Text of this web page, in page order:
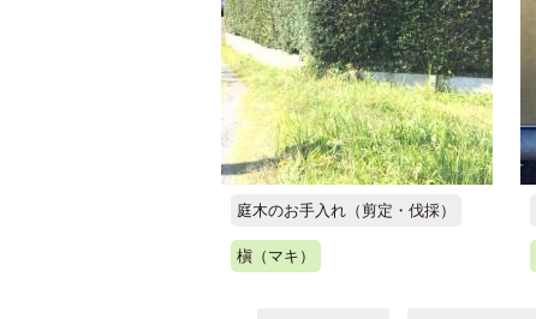
庭木のお手入れ（剪定・伐採）
槇（マキ）